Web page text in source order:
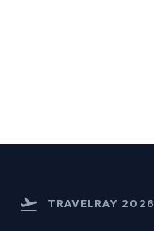
flight_takeoff TRAVELRAY 2026